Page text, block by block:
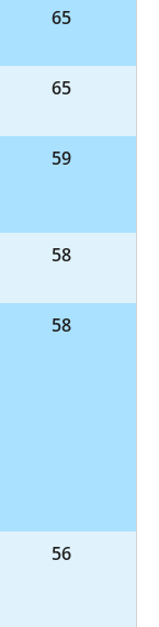
65
65
59
58
58
56